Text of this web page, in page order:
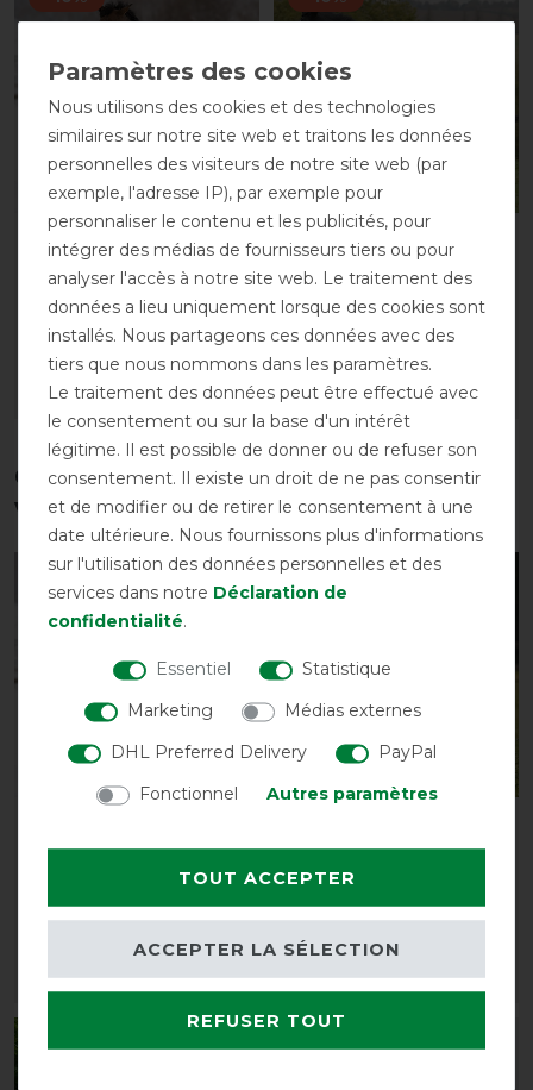
Best-seller
Bucas Irish Turnout
avant 155,00 €
139,50 € *
LISTE DE SOUHAITS
Bucas Irish Turnout
avant 129,00 €
LISTE DE SOUHAITS
Ces produits pourraient également
vous intéresser
Medium 150g Classic -
avant 145,00 €
LISTE DE SOUHAITS
125,10 € *
LISTE DE SOUHAITS
-10% -10%
Nous utilisons des cookies et des technologies
similaires sur notre site web et traitons les données
personnelles des visiteurs de notre site web (par
exemple, l'adresse IP), par exemple pour
personnaliser le contenu et les publicités, pour
intégrer des médias de fournisseurs tiers ou pour
analyser l'accès à notre site web. Le traitement des
données a lieu uniquement lorsque des cookies sont
installés. Nous partageons ces données avec des
tiers que nous nommons dans les paramètres.
Le traitement des données peut être effectué avec
le consentement ou sur la base d'un intérêt
légitime. Il est possible de donner ou de refuser son
consentement. Il existe un droit de ne pas consentir
et de modifier ou de retirer le consentement à une
date ultérieure. Nous fournissons plus d'informations
sur l'utilisation des données personnelles et des
services dans notre Déclaration de
confidentialité.
Essentiel
Statistique
Marketing
Médias externes
DHL Preferred Delivery
PayPal
Fonctionnel
Autres paramètres
TOUT ACCEPTER
REFUSER TOUT
ACCEPTER LA SÉLECTION